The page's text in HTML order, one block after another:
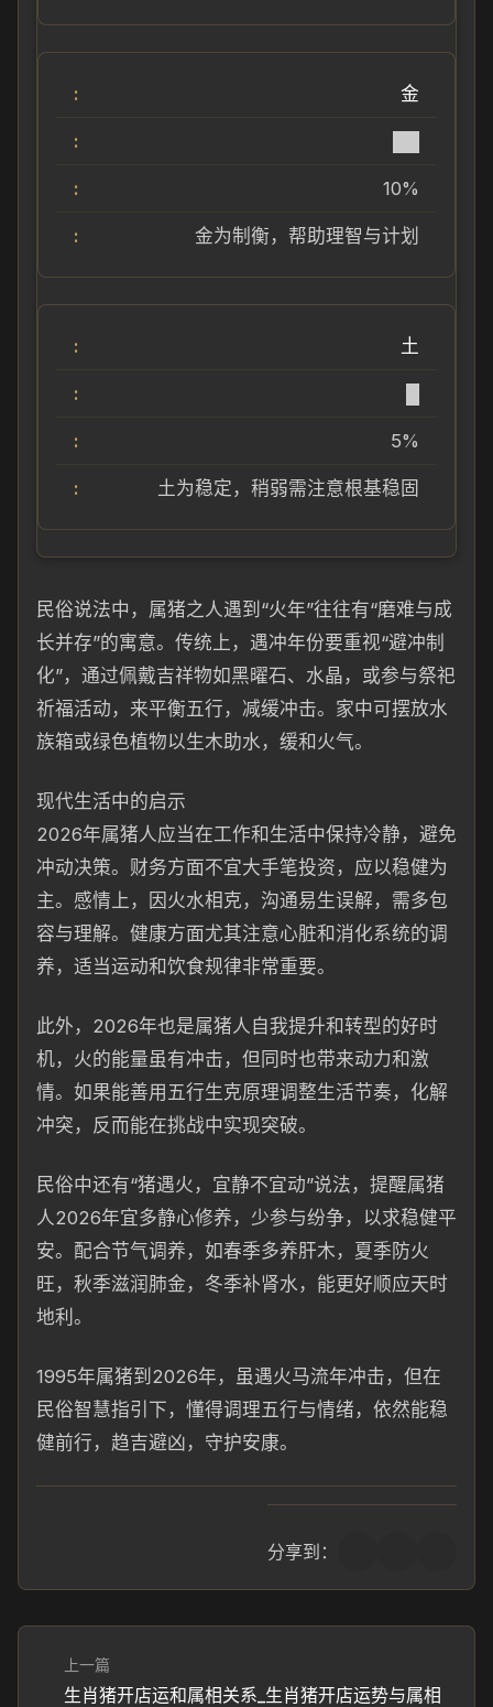
金
10%
金为制衡，帮助理智与计划
土
5%
土为稳定，稍弱需注意根基稳固
民俗说法中，属猪之人遇到“火年”往往有“磨难与成
长并存”的寓意。传统上，遇冲年份要重视“避冲制
化”，通过佩戴吉祥物如黑曜石、水晶，或参与祭祀
祈福活动，来平衡五行，减缓冲击。家中可摆放水
族箱或绿色植物以生木助水，缓和火气。
现代生活中的启示
2026年属猪人应当在工作和生活中保持冷静，避免
冲动决策。财务方面不宜大手笔投资，应以稳健为
主。感情上，因火水相克，沟通易生误解，需多包
容与理解。健康方面尤其注意心脏和消化系统的调
养，适当运动和饮食规律非常重要。
此外，2026年也是属猪人自我提升和转型的好时
机，火的能量虽有冲击，但同时也带来动力和激
情。如果能善用五行生克原理调整生活节奏，化解
冲突，反而能在挑战中实现突破。
民俗中还有“猪遇火，宜静不宜动”说法，提醒属猪
人2026年宜多静心修养，少参与纷争，以求稳健平
安。配合节气调养，如春季多养肝木，夏季防火
旺，秋季滋润肺金，冬季补肾水，能更好顺应天时
地利。
1995年属猪到2026年，虽遇火马流年冲击，但在
民俗智慧指引下，懂得调理五行与情绪，依然能稳
健前行，趋吉避凶，守护安康。
分享到：
上一篇
生肖猪开店运和属相关系_生肖猪开店运势与属相